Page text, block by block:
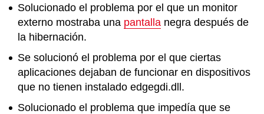
Solucionado el problema por el que un monitor
externo mostraba una pantalla negra después de
la hibernación.
Se solucionó el problema por el que ciertas
aplicaciones dejaban de funcionar en dispositivos
que no tienen instalado edgegdi.dll.
Solucionado el problema que impedía que se